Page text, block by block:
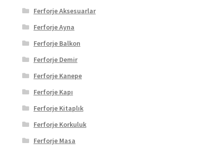
Ferforje Aksesuarlar
Ferforje Ayna
Ferforje Balkon
Ferforje Demir
Ferforje Kanepe
Ferforje Kapı
Ferforje Kitaplık
Ferforje Korkuluk
Ferforje Masa